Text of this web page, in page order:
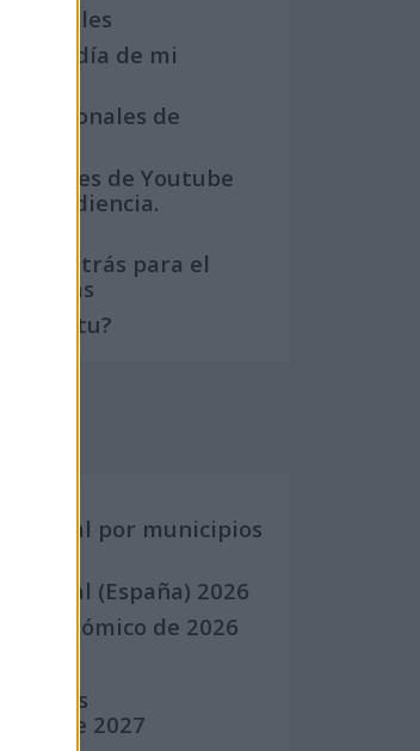
el día de mi
de
canales de Youtube
audiencia.
atrás para el
quieras
tu?
Laboral por municipios
Laboral (España) 2026
de 2026
de Días
de 2027